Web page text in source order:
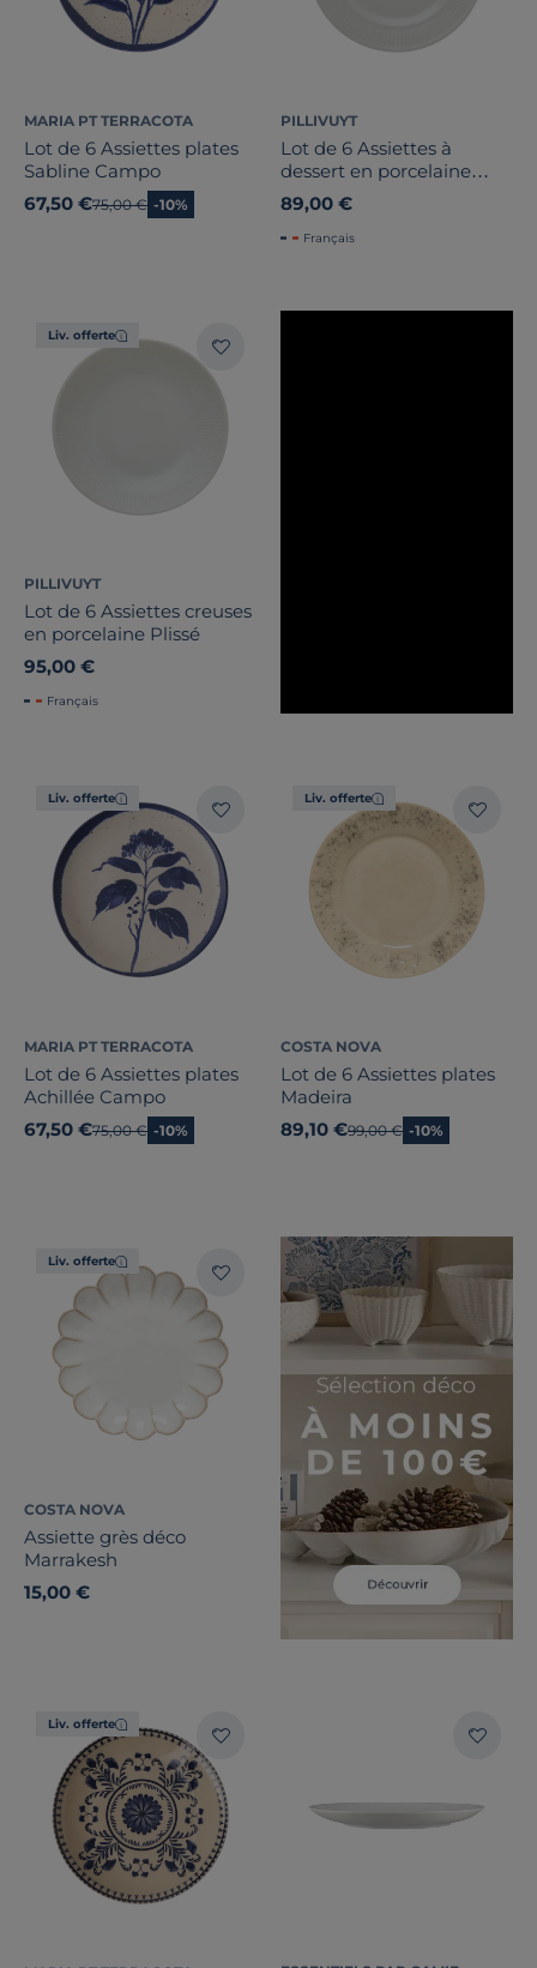
MARIA PT TERRACOTA
Lot de 6 Assiettes plates
Sabline Campo
67,50 €Ancien prix
75,00 € -10%
PILLIVUYT
Lot de 6 Assiettes à
dessert en porcelaine
Plissé
89,00 €
Français
Liv. offerte
PILLIVUYT
Lot de 6 Assiettes creuses
en porcelaine Plissé
95,00 €
Français
Liv. offerte
MARIA PT TERRACOTA
Lot de 6 Assiettes plates
Achillée Campo
67,50 €Ancien prix
75,00 € -10%
Liv. offerte
COSTA NOVA
Lot de 6 Assiettes plates
Madeira
89,10 €Ancien prix
99,00 € -10%
Liv. offerte
COSTA NOVA
Assiette grès déco
Marrakesh
15,00 €
Liv. offerte
Note des clients
Pays de fabrication